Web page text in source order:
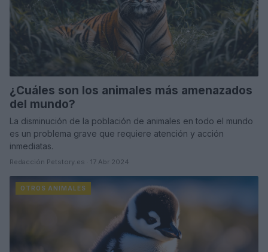
¿Cuáles son los animales más amenazados
del mundo?
La disminución de la población de animales en todo el mundo
es un problema grave que requiere atención y acción
inmediatas.
Redacción Petstory.es · 17 Abr 2024
OTROS ANIMALES